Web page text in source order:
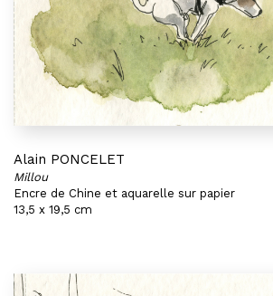
Alain PONCELET
Millou
Encre de Chine et aquarelle sur papier
13,5 x 19,5 cm